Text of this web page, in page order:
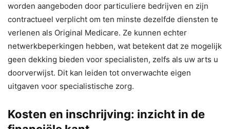
worden aangeboden door particuliere bedrijven en zijn
contractueel verplicht om ten minste dezelfde diensten te
verlenen als Original Medicare. Ze kunnen echter
netwerkbeperkingen hebben, wat betekent dat ze mogelijk
geen dekking bieden voor specialisten, zelfs als uw arts u
doorverwijst. Dit kan leiden tot onverwachte eigen
uitgaven voor specialistische zorg.
Kosten en inschrijving: inzicht in de